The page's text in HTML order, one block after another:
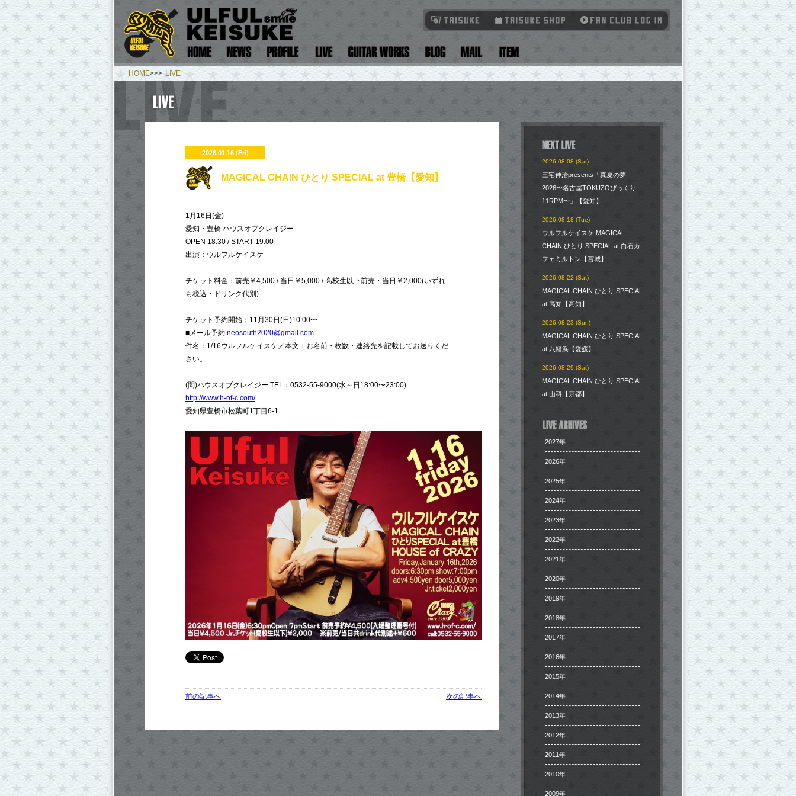
HOME>>> LIVE
2026.01.16 (Fri)
MAGICAL CHAIN ひとり SPECIAL at 豊橋【愛知】
1月16日(金)
愛知・豊橋 ハウスオブクレイジー
OPEN 18:30 / START 19:00
出演：ウルフルケイスケ
チケット料金：前売￥4,500 / 当日￥5,000 / 高校生以下前売・当日￥2,000(いずれ
も税込・ドリンク代別)
チケット予約開始：11月30日(日)10:00〜
■メール予約 neosouth2020@gmail.com
件名：1/16ウルフルケイスケ／本文：お名前・枚数・連絡先を記載してお送りくだ
さい。
(問)ハウスオブクレイジー TEL：0532-55-9000(水～日18:00〜23:00)
http://www.h-of-c.com/
愛知県豊橋市松葉町1丁目6-1
前の記事へ 次の記事へ
2026.08.08 (Sat)
三宅伸治presents「真夏の夢
2026〜名古屋TOKUZOびっくり
11RPM〜」【愛知】
2026.08.18 (Tue)
ウルフルケイスケ MAGICAL
CHAIN ひとり SPECIAL at 白石カ
フェミルトン【宮城】
2026.08.22 (Sat)
MAGICAL CHAIN ひとり SPECIAL
at 高知【高知】
2026.08.23 (Sun)
MAGICAL CHAIN ひとり SPECIAL
at 八幡浜【愛媛】
2026.08.29 (Sat)
MAGICAL CHAIN ひとり SPECIAL
at 山科【京都】
2027年
2026年
2025年
2024年
2023年
2022年
2021年
2020年
2019年
2018年
2017年
2016年
2015年
2014年
2013年
2012年
2011年
2010年
2009年